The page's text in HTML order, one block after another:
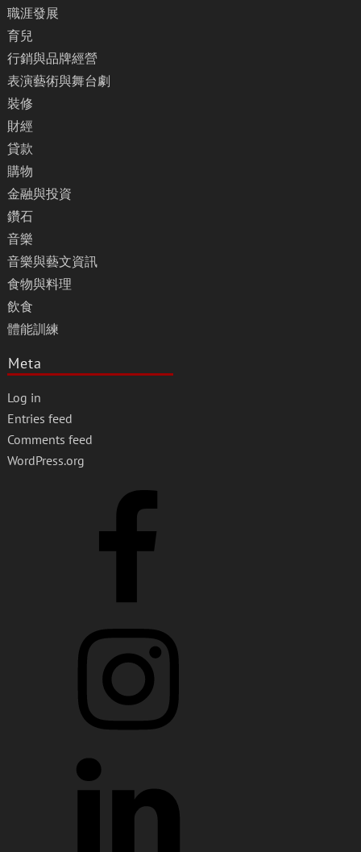
職涯發展
育兒
行銷與品牌經營
表演藝術與舞台劇
裝修
財經
貸款
購物
金融與投資
鑽石
音樂
音樂與藝文資訊
食物與料理
飲食
體能訓練
Meta
Log in
Entries feed
Comments feed
WordPress.org